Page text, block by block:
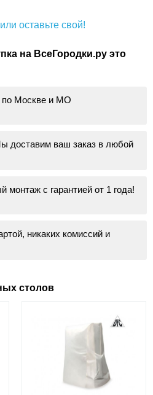
оставьте свой!
на ВсеГородки.ру это
по Москве и МО
доставим ваш заказ в любой
монтаж с гарантией от 1 года!
никаких комиссий и
столов